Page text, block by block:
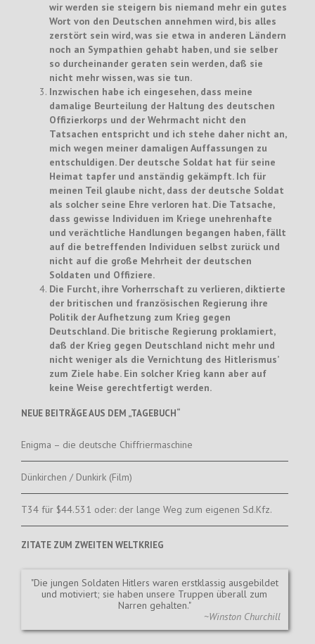
wir werden sie steigern bis niemand mehr ein gutes
Wort von den Deutschen annehmen wird, bis alles
zerstört sein wird, was sie etwa in anderen Ländern
noch an Sympathien gehabt haben, und sie selber
so durcheinander geraten sein werden, daß sie
nicht mehr wissen, was sie tun.
Inzwischen habe ich eingesehen, dass meine
damalige Beurteilung der Haltung des deutschen
Offizierkorps und der Wehrmacht nicht den
Tatsachen entspricht und ich stehe daher nicht an,
mich wegen meiner damaligen Auffassungen zu
entschuldigen. Der deutsche Soldat hat für seine
Heimat tapfer und anständig gekämpft. Ich für
meinen Teil glaube nicht, dass der deutsche Soldat
als solcher seine Ehre verloren hat. Die Tatsache,
dass gewisse Individuen im Kriege unehrenhafte
und verächtliche Handlungen begangen haben, fällt
auf die betreffenden Individuen selbst zurück und
nicht auf die große Mehrheit der deutschen
Soldaten und Offiziere.
Die Furcht, ihre Vorherrschaft zu verlieren, diktierte
der britischen und französischen Regierung ihre
Politik der Aufhetzung zum Krieg gegen
Deutschland. Die britische Regierung proklamiert,
daß der Krieg gegen Deutschland nicht mehr und
nicht weniger als die Vernichtung des Hitlerismus’
zum Ziele habe. Ein solcher Krieg kann aber auf
keine Weise gerechtfertigt werden.
NEUE BEITRÄGE AUS DEM „TAGEBUCH“
Enigma – die deutsche Chiffriermaschine
Dünkirchen / Dunkirk (Film)
T34 für $44.531 oder: der lange Weg zum eigenen Sd.Kfz.
ZITATE ZUM ZWEITEN WELTKRIEG
Die jungen Soldaten Hitlers waren erstklassig ausgebildet
und motiviert; sie haben unsere Truppen überall zum
Narren gehalten.
~Winston Churchill